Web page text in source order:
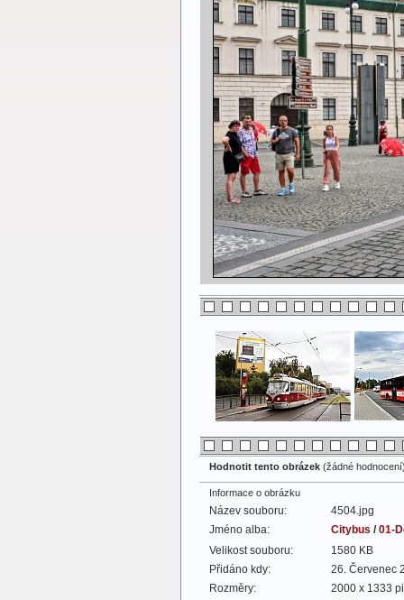
Hodnotit tento obrázek (žádné
Informace o obrázku
Název souboru:
4504.jpg
Jméno alba:
Citybus /01-
Velikost souboru:
1580 KB
Přidáno kdy:
26. Červenec
Rozměry:
2000 x 1333